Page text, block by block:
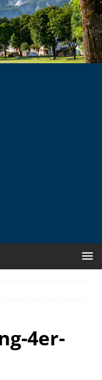
4er-